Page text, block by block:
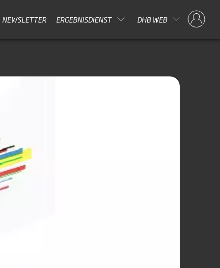
NEWSLETTER ERGEBNISDIENST DHB WEB